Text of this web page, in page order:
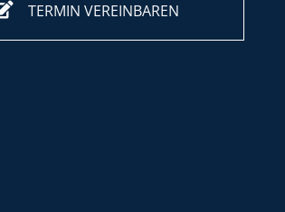
TERMIN VEREINBAREN